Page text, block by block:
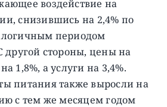
воздействие на
снизившись на 2,4% по
периодом
другой стороны, цены на
1,8%, а услуги на 3,4%.
питания также выросли на
с тем же месяцем годом